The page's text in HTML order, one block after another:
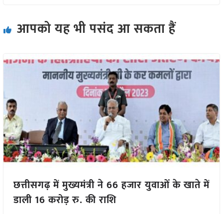
आपको यह भी पसंद आ सकता हैं
छत्तीसगढ़ में मुख्यमंत्री ने 66 हजार युवाओं के खाते में
डाली 16 करोड़ रु. की राशि